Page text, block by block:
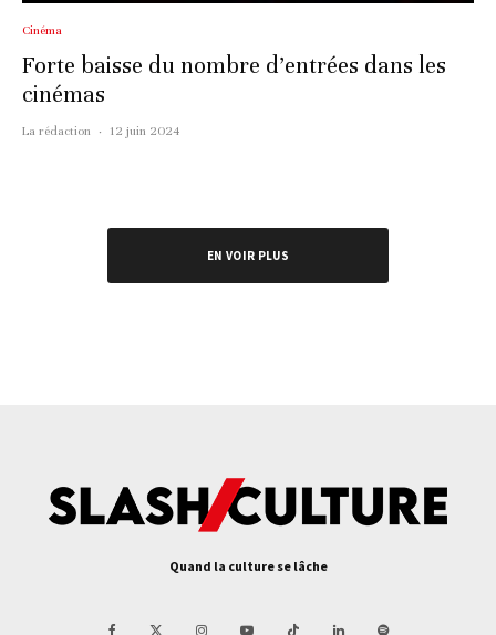
Cinéma
Forte baisse du nombre d’entrées dans les
cinémas
La rédaction · 12 juin 2024
EN VOIR PLUS
Quand la culture se lâche